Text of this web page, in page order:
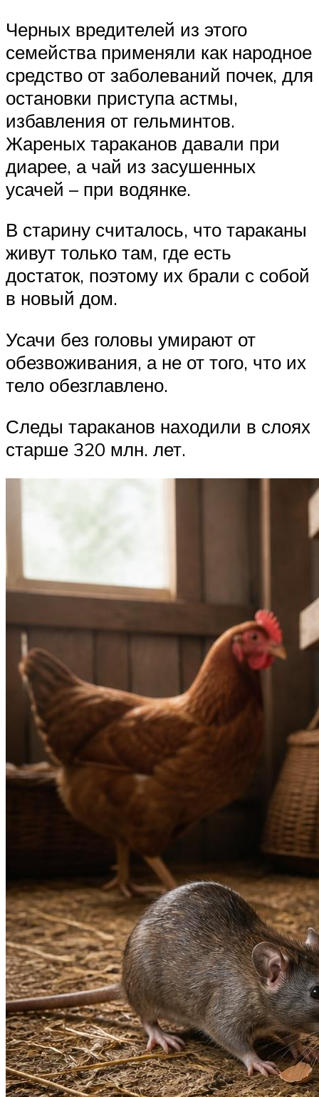
Черных вредителей из этого
семейства применяли как народное
средство от заболеваний почек, для
остановки приступа астмы,
избавления от гельминтов.
Жареных тараканов давали при
диарее, а чай из засушенных
усачей – при водянке.
В старину считалось, что тараканы
живут только там, где есть
достаток, поэтому их брали с собой
в новый дом.
Усачи без головы умирают от
обезвоживания, а не от того, что их
тело обезглавлено.
Следы тараканов находили в слоях
старше 320 млн. лет.